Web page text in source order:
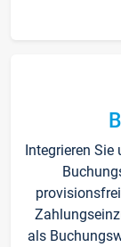
Integrieren
als